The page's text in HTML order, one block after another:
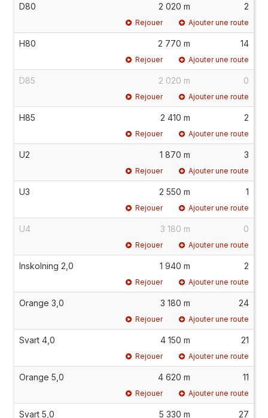
D80 2 020 m 2
Rejouer Ajouter une route
H80 2 770 m 14
Rejouer Ajouter une route
D85 2 020 m 0
Rejouer Ajouter une route
H85 2 410 m 2
Rejouer Ajouter une route
U2 1 870 m 3
Rejouer Ajouter une route
U3 2 550 m 1
Rejouer Ajouter une route
U4 3 180 m 0
Rejouer Ajouter une route
Inskolning 2,0 1 940 m 2
Rejouer Ajouter une route
Orange 3,0 3 180 m 24
Rejouer Ajouter une route
Svart 4,0 4 150 m 21
Rejouer Ajouter une route
Orange 5,0 4 620 m 11
Rejouer Ajouter une route
Svart 5,0 5 330 m 27